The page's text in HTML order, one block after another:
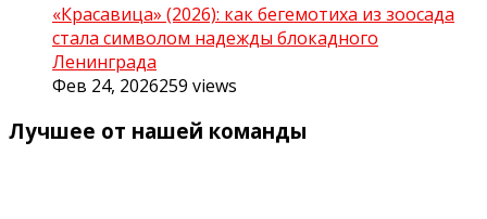
«Красавица» (2026): как бегемотиха из зоосада
стала символом надежды блокадного
Ленинграда
Фев 24, 2026259 views
Лучшее от нашей команды